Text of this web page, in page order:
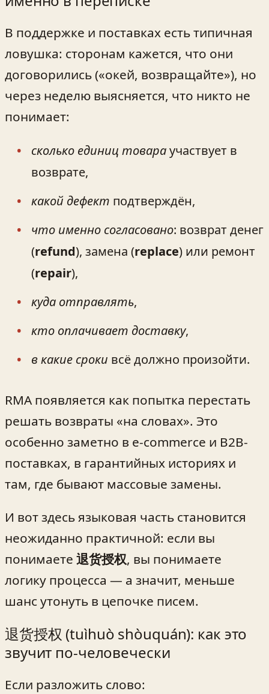
В поддержке и поставках есть типичная
ловушка: сторонам кажется, что они
договорились («окей, возвращайте»), но
через неделю выясняется, что никто не
понимает:
сколько единиц товараучаствует в
возврате,
какой дефект подтверждён,
что именно согласовано: возврат денег
(refund), замена (replace) или ремонт
(repair),
куда отправлять,
кто оплачивает доставку,
в какие сроки всё должно произойти.
RMA появляется как попытка перестать
решать возвраты «на словах». Это
особенно заметно в e‑commerce и B2B-
поставках, в гарантийных историях и
там, где бывают массовые замены.
И вот здесь языковая часть становится
неожиданно практичной: если вы
понимаете 退货授权, вы понимаете
логику процесса — а значит, меньше
шанс утонуть в цепочке писем.
退货授权 (tuìhuò shòuquán): как это
звучит по-человечески
Если разложить слово: